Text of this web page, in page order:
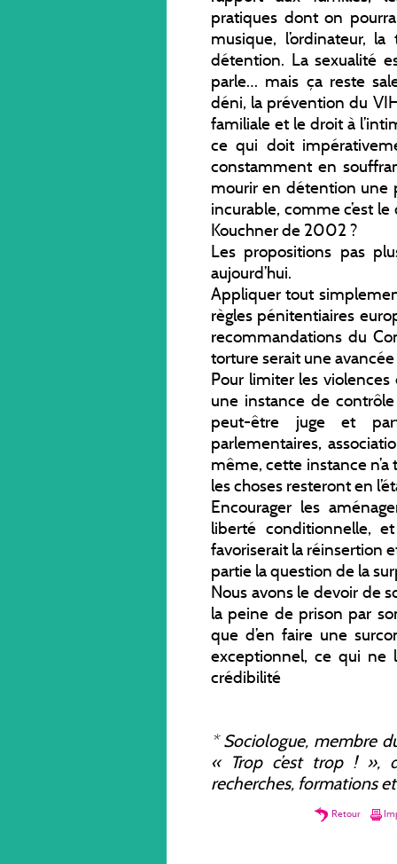
pratiques dont on
musique, l’ordinateur,
détention. La sexualité
parle… mais ça reste
déni, la prévention du
familiale et le droit à
ce qui doit
constamment en
mourir en détention une
incurable, comme c’est
Kouchner de 2002 ?
Les propositions pas
aujourd’hui.
Appliquer tout
règles pénitentiaires
recommandations du
torture serait une
Pour limiter les
une instance de
peut-être juge et
parlementaires,
même, cette instance n’a
les choses resteront en
Encourager les
liberté conditionnelle,
favoriserait la réinsertion
partie la question de la
Nous avons le devoir de
la peine de prison par
que d’en faire une
exceptionnel, ce qui ne
crédibilité
* Sociologue, membre
« Trop c’est trop ! »,
recherches, formations
Retour